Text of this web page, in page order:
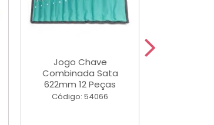
Jogo Chave
Combinada Sata
622mm 12 Peças
Código: 54066